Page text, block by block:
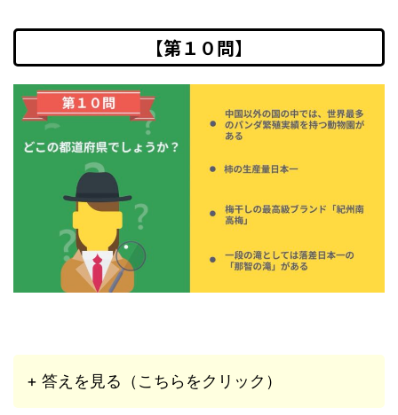
【第１０問】
+ 答えを見る（こちらをクリック）